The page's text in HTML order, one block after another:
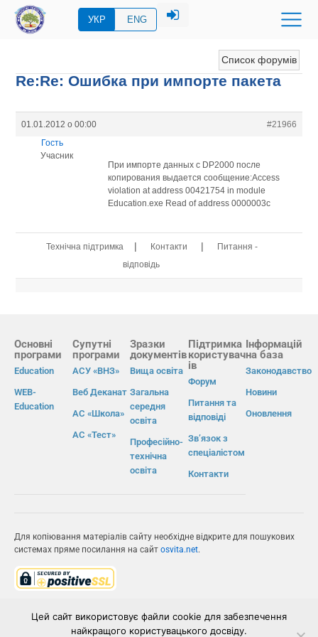
УКР ENG
Список форумів
Re:Re: Ошибка при импорте пакета
01.01.2012 о 00:00
#21966
Гость
Учасник
При импорте данных с DP2000 после
копирования выдается сообщение:Access
violation at address 00421754 in module
Education.exe Read of address 0000003c
Технічна підтримка | Контакти |
Питання -
відповідь
Основні
програми
Education
WEB-
Education
Супутні
програми
АСУ «ВНЗ»
Веб Деканат
АС «Школа»
АС «Тест»
Зразки
документів
Вища освіта
Загальна
середня
освіта
Професійно-
технічна
освіта
Підтримка
користувач
ів
Форум
Питання та
відповіді
Зв’язок з
спеціалістом
Контакти
Інформацій
на база
Законодавство
Новини
Оновлення
Для копіювання матеріалів сайту необхідне відкрите для пошукових
системах пряме посилання на сайт osvita.net.
Цей сайт використовує файли cookie для забезпечення
найкращого користувацького досвіду.